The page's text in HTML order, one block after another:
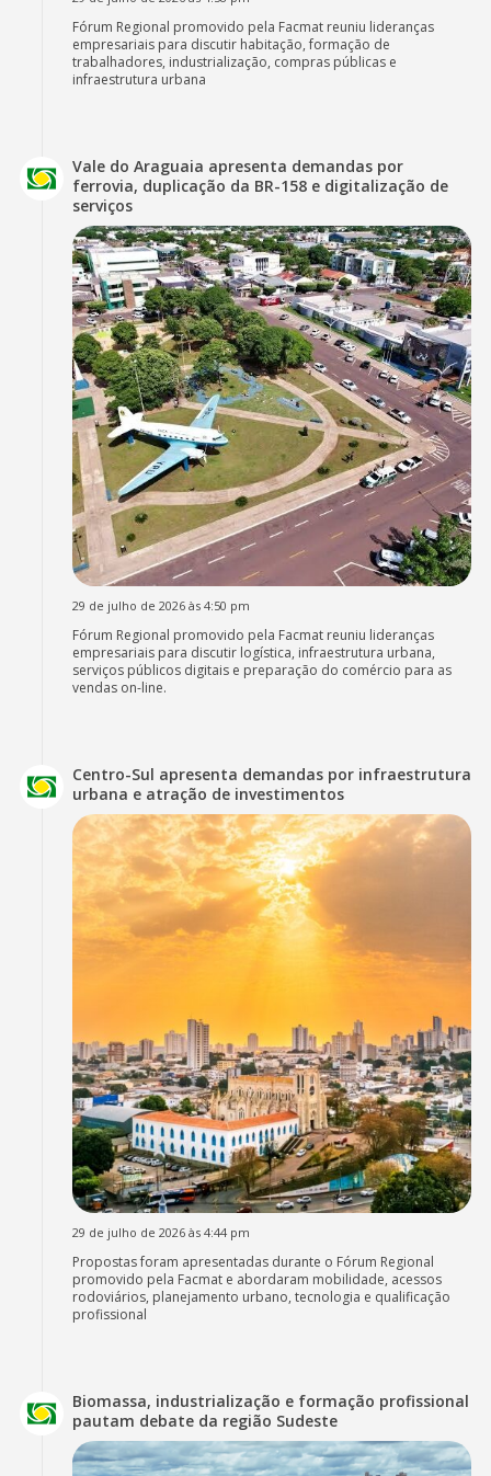
Fórum Regional promovido pela Facmat reuniu lideranças
empresariais para discutir habitação, formação de
trabalhadores, industrialização, compras públicas e
infraestrutura urbana
Vale do Araguaia apresenta demandas por
ferrovia, duplicação da BR-158 e digitalização de
serviços
29 de julho de 2026 às 4:50 pm
Fórum Regional promovido pela Facmat reuniu lideranças
empresariais para discutir logística, infraestrutura urbana,
serviços públicos digitais e preparação do comércio para as
vendas on-line.
Centro-Sul apresenta demandas por infraestrutura
urbana e atração de investimentos
29 de julho de 2026 às 4:44 pm
Propostas foram apresentadas durante o Fórum Regional
promovido pela Facmat e abordaram mobilidade, acessos
rodoviários, planejamento urbano, tecnologia e qualificação
profissional
Biomassa, industrialização e formação profissional
pautam debate da região Sudeste